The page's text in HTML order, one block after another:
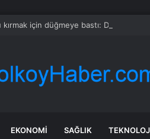
için düğmeye bastı: Dünyanın
EKONOMI SAĞLIK